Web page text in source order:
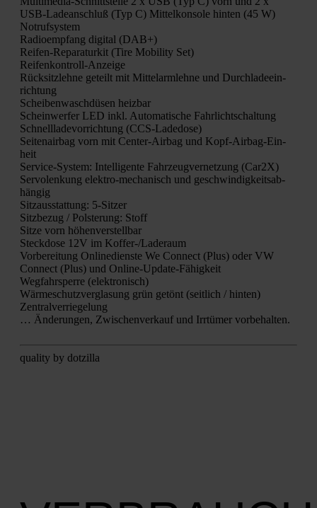
USB-Lade­an­schluß (Typ C) Mit­tel­kon­so­le hin­ten (45 W)
Not­ruf­sys­tem
Radio­emp­fang digi­tal (DAB+)
Rei­fen-Repa­ra­tur­kit (Tire Mobi­li­ty Set)
Rei­fen­kon­troll-Anzei­ge
Rück­sitz­leh­ne geteilt mit Mit­tel­arm­leh­ne und Durch­la­de­ein­
rich­tung
Schei­ben­wasch­dü­sen heiz­bar
Schein­wer­fer LED inkl. Auto­ma­ti­sche Fahr­licht­schal­tung
Schnell­la­de­vor­rich­tung (CCS-Lade­do­se)
Sei­ten­air­bag vorn mit Cen­ter-Air­bag und Kopf-Air­bag-Ein­
heit
Ser­vice-Sys­tem: Intel­li­gen­te Fahr­zeug­ver­net­zung (Car2X)
Ser­vo­len­kung elek­tro-mecha­nisch und geschwin­dig­keits­ab­
hän­gig
Sitz­aus­stat­tung: 5‑Sitzer
Sitz­be­zug / Pols­te­rung: Stoff
Sit­ze vorn höhen­ver­stell­bar
Steck­do­se 12V im Kof­fer-/La­de­raum
Vor­be­rei­tung Online­diens­te We Con­nect (Plus) oder VW
Con­nect (Plus) und Online-Update-Fähig­keit
Weg­fahr­sper­re (elek­tro­nisch)
Wär­me­schutz­ver­gla­sung grün getönt (seit­lich / hin­ten)
Zen­tral­ver­rie­ge­lung
… Ände­run­gen, Zwi­schen­ver­kauf und Irr­tü­mer vor­be­hal­ten.
qua­li­ty by dot­zil­la